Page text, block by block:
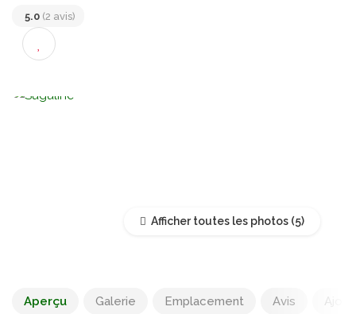
(2 avis)
Afficher toutes les photos
Aperçu Galerie Emplacement Avis